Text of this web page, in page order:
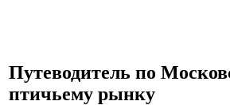
Путеводитель по
птичьему рынку